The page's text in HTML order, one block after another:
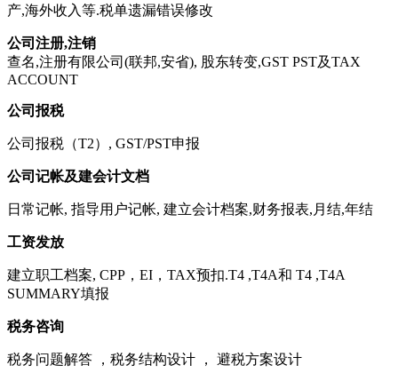
产,海外收入等.税单遗漏错误修改
公司注册,注销
查名,注册有限公司(联邦,安省), 股东转变,GST PST及TAX
ACCOUNT
公司报税
公司报税（T2）, GST/PST申报
公司记帐及建会计文档
日常记帐, 指导用户记帐, 建立会计档案,财务报表,月结,年结
工资发放
建立职工档案, CPP，EI，TAX预扣.T4 ,T4A和 T4 ,T4A
SUMMARY填报
税务咨询
税务问题解答 ，税务结构设计 ， 避税方案设计